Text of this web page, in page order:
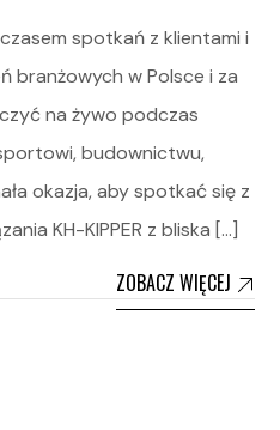
spotkań z klientami i
branżowych w Polsce i za
na żywo podczas
budownictwu,
okazja, aby spotkać się z
KH-KIPPER z bliska […]
ZOBACZ WIĘCEJ